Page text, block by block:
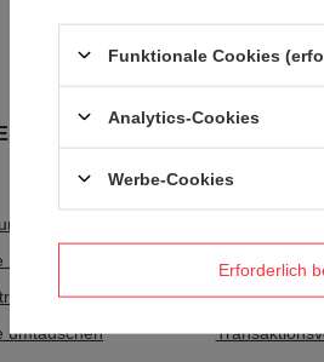
zurücktreten
umtauschen
Registrieren
Wunschliste
Liste der
Funktionale Cookies
Analytics-Cookies
Werbe-Cookies
Erforderlich